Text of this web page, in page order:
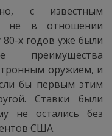
с известным
не в отношении
80-х годов уже были
преимущества
оружием, и
бы первым этим
Ставки были
не остались без
США.